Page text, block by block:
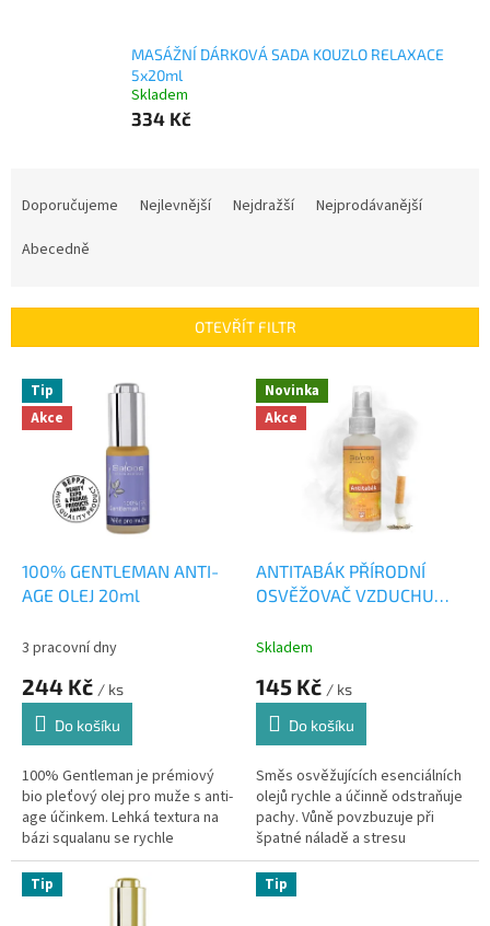
MASÁŽNÍ DÁRKOVÁ SADA KOUZLO RELAXACE
5x20ml
Skladem
334 Kč
r
Doporučujeme Nejlevnější Nejdražší
Nejprodávanější
Abecedně
OTEVŘÍT FILTR
V
p
Tip
Akce
100% GENTLEMAN ANTI-
AGE OLEJ 20ml
3 pracovní dny
244 Kč / ks
Do košíku
100% Gentleman je prémiový
bio pleťový olej pro muže s anti-
age účinkem. Lehká textura na
bázi squalanu se rychle
vstřebává a plně nahradí krém.
Patentovaná látka LIFE...
Novinka
Akce
ANTITABÁK PŘÍRODNÍ
OSVĚŽOVAČ VZDUCHU
Skladem
145 Kč / ks
Do košíku
Směs osvěžujících esenciálních
olejů rychle a účinně odstraňuje
pachy. Vůně povzbuzuje při
špatné náladě a stresu
Tip Tip